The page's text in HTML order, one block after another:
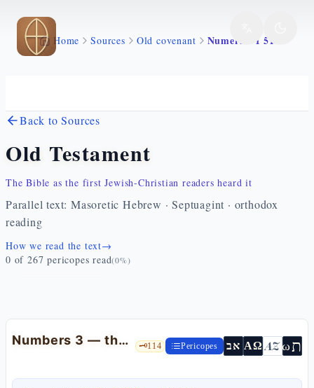
Skip to main content
Home Sources Old covenant Numeri 3 1 51
Back to Sources
Old Testament
The Bible as the first Jewish-Christian readers heard it
Parallel text: Masoretic Hebrew · Septuagint · orthodox
reading
How we read the text→
0 of 267 pericopes read(0%)
Numbers 3 — the taxonomy of the sacred: kohèn, levì, zar and the pidyòn 🗝️114 Pericopes אב ΑΩ AZωת